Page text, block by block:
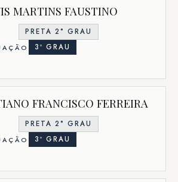
MARTINS FAUSTINO
PRETA 2° GRAU
3º GRAU
FRANCISCO FERREIRA
PRETA 2° GRAU
3º GRAU